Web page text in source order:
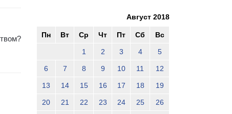
Август 2018
Пн Вт Ср Чт Пт Сб Вс
1 2 3 4 5
6 7 8 9 10 11 12
13 14 15 16 17 18 19
20 21 22 23 24 25 26